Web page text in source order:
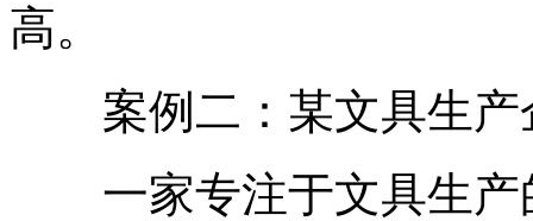
高。
案例二：某文具生产
一家专注于文具生产